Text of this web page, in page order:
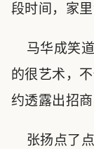
段时间，家
马华成笑道
的很艺术，
约透露出招
张扬点了点